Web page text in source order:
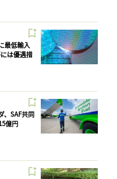
最低輸入
は優遇措
、SAF共同
億円